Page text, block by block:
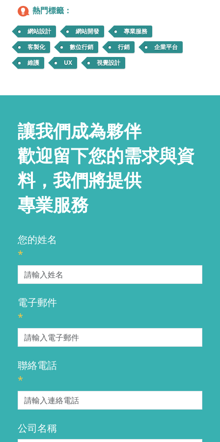
熱門標籤：
網站設計 網站開發
專業服務
客製化
數位行銷 行銷
企業平台
維護
UX 視覺設計
讓我們成為夥伴
歡迎留下您的需求與資
料，我們將提供
專業服務
您的姓名
*
電子郵件
*
聯絡電話
*
公司名稱